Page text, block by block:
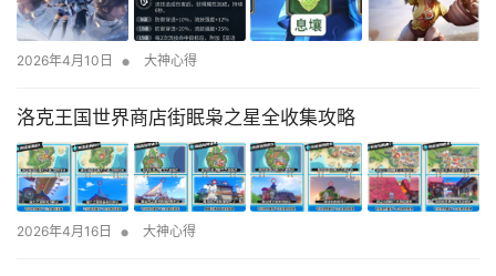
2026年4月10日 • 大神心得
洛克王国世界商店街眠枭之星全收集攻略
2026年4月16日 • 大神心得